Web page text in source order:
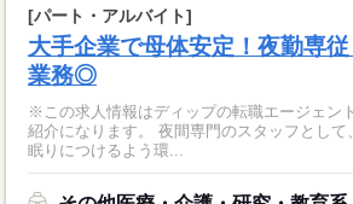
[パート・アルバイト]
大手企業で母体安定！夜勤専
業務◎
※この求人情報はディップの転職エージェン
紹介になります。 夜間専門のスタッフとして
眠りにつけるよう環...